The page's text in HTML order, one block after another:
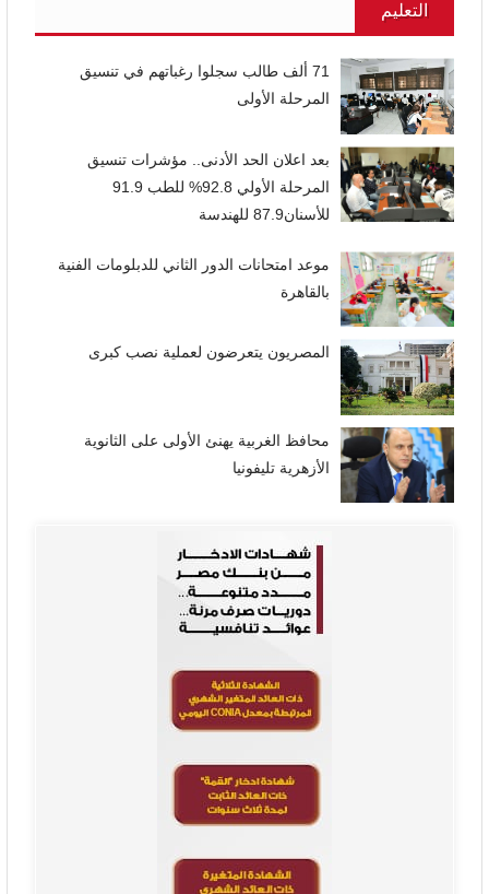
التعليم
71 ألف طالب سجلوا رغباتهم في تنسيق
المرحلة الأولى
بعد اعلان الحد الأدنى.. مؤشرات تنسيق
المرحلة الأولي 92.8% للطب 91.9
للأسنان87.9 للهندسة
موعد امتحانات الدور الثاني للدبلومات الفنية
بالقاهرة
المصريون يتعرضون لعملية نصب كبرى
محافظ الغربية يهنئ الأولى على الثانوية
الأزهرية تليفونيا